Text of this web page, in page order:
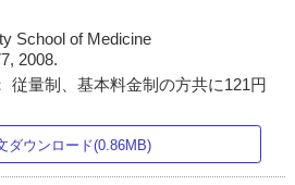
School of Medicine
2008.
従量制、基本料金制の方共に121円
ダウンロード(0.86MB)